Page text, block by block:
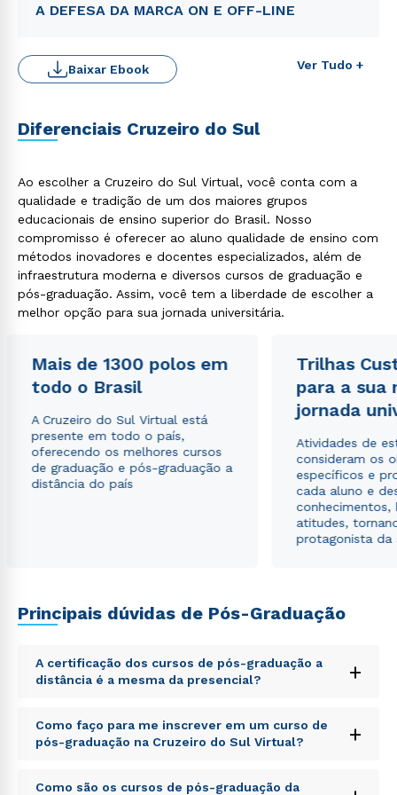
A DEFESA DA MARCA ON E OFF-LINE
Ver Tudo +
Baixar Ebook
Diferenciais Cruzeiro do Sul
Ao escolher a Cruzeiro do Sul Virtual, você conta com a
qualidade e tradição de um dos maiores grupos
educacionais de ensino superior do Brasil. Nosso
compromisso é oferecer ao aluno qualidade de ensino com
métodos inovadores e docentes especializados, além de
infraestrutura moderna e diversos cursos de graduação e
pós-graduação. Assim, você tem a liberdade de escolher a
melhor opção para sua jornada universitária.
Mais de 1300 polos em
todo o Brasil
A Cruzeiro do Sul Virtual está
presente em todo o país,
oferecendo os melhores cursos
de graduação e pós-graduação a
distância do país
Trilhas
para a sua
jornada
Atividades de
consideram os
específicos e
cada aluno e
conhecimentos,
atitudes,
protagonista da
Principais dúvidas de Pós-Graduação
A certificação dos cursos de pós-graduação a
distância é a mesma da presencial?
+
Sed ut perspiciatis unde omnis iste natus error sit
voluptatem accusantium doloremque laudantium,
totam rem aperiam, eaque ipsa quae ab illo inventore
explicabo. Nemo enim ipsam voluptatem quia
Como faço para me inscrever em um curso de
pós-graduação na Cruzeiro do Sul Virtual?
+
Sed ut perspiciatis unde omnis iste natus error sit
Como são os cursos de pós-graduação da
Rápido e fácil
WhatsApp
ou
Estou de acordo com a Política de Privacidade.e
autorizo que meus dados sejam utilizados para o
envio de conteúdos da Cruzeiro do Sul.